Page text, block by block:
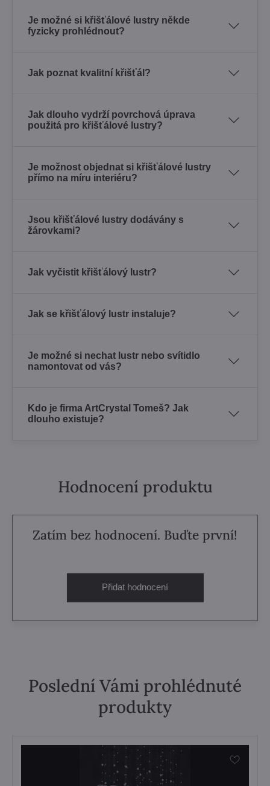
Je možné si křišťálové lustry někde
fyzicky prohlédnout?
Jak poznat kvalitní křišťál?
Jak dlouho vydrží povrchová úprava
použitá pro křišťálové lustry?
Je možnost objednat si křišťálové lustry
přímo na míru interiéru?
Jsou křišťálové lustry dodávány s
žárovkami?
Jak vyčistit křišťálový lustr?
Jak se křišťálový lustr instaluje?
Je možné si nechat lustr nebo svítidlo
namontovat od vás?
Kdo je firma ArtCrystal Tomeš? Jak
dlouho existuje?
Hodnocení produktu
Zatím bez hodnocení. Buďte první!
Přidat hodnocení
Poslední Vámi prohlédnuté
produkty